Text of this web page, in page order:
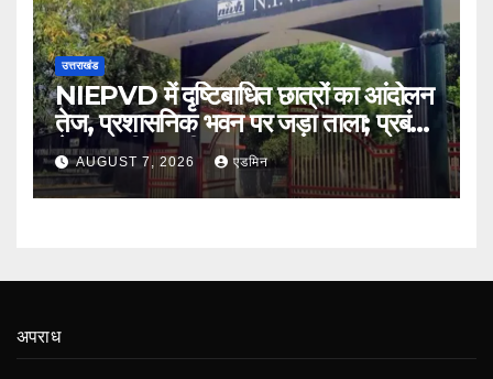
उत्तराखंड
NIEPVD में दृष्टिबाधित छात्रों का आंदोलन
तेज, प्रशासनिक भवन पर जड़ा ताला; प्रबंधन
ने शुरू की बातचीत
AUGUST 7, 2026 एडमिन
अपराध